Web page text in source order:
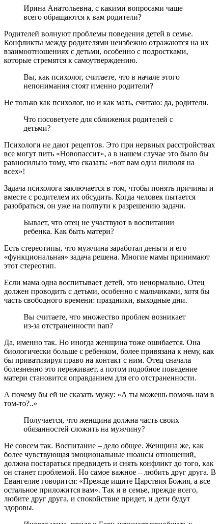
Ирина Анатольевна, с какими вопросами чаще
всего обращаются к вам родители?
Родителей волнуют проблемы поведения детей в семье.
Конфликты между родителями неизбежно отражаются на их
взаимоотношениях с детьми, особенно с подростками,
которые стремятся к самоутверждению.
Вы, как психолог, считаете, что в начале этого
непонимания стоят именно родители?
Не только как психолог, но и как мать, считаю: да, родители.
Что посоветуете для сближения родителей с
детьми?
Психологи не дают рецептов. Это при нервных расстройствах
все могут пить «Новопассит», а в нашем случае это было бы
равносильно тому, что сказать: «вот вам одна пилюля на
всех»!
Задача психолога заключается в том, чтобы понять причины и
вместе с родителем их обсудить. Когда человек пытается
разобраться, он уже на полпути к разрешению задачи.
Бывает, что отец не участвуют в воспитании
ребенка. Как быть матери?
Есть стереотипы, что мужчина заработал деньги и его
«функциональная» задача решена. Многие мамы принимают
этот стереотип.
Если мама одна воспитывает детей, это ненормально. Отец
должен проводить с детьми, особенно с мальчиками, хотя бы
часть свободного времени: праздники, выходные дни.
Вы считаете, что множество проблем возникает
из-за отстраненности пап?
Да, именно так. Но иногда женщина тоже ошибается. Она
биологически больше с ребенком, более привязана к нему, как
бы приватизируя право на контакт с ним. Отец сначала
болезненно это переживает, а потом подобное поведение
матери становится оправданием для его отстраненности.
А почему бы ей не сказать мужу: «А ты можешь помочь нам в
том-то?..»
Получается, что женщина должна часть своих
обязанностей сложить на мужчину?
Не совсем так. Воспитание – дело общее. Женщина же, как
более чувствующая эмоциональные нюансы отношений,
должна постараться предвидеть и снять конфликт до того, как
он станет проблемой. Но самое важное – любить друг друга. В
Евангелие говорится: «Прежде ищите Царствия Божия, а все
остальное приложится вам». Так и в семье, прежде всего,
любите друг друга, и спокойствие придет, и дети будут
здоровы.